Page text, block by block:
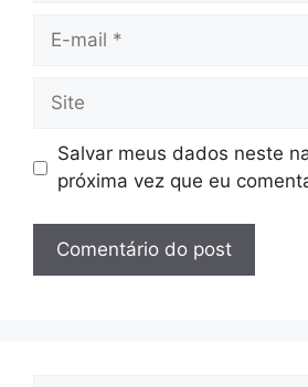
Site
Salvar meus dados neste
próxima vez que eu